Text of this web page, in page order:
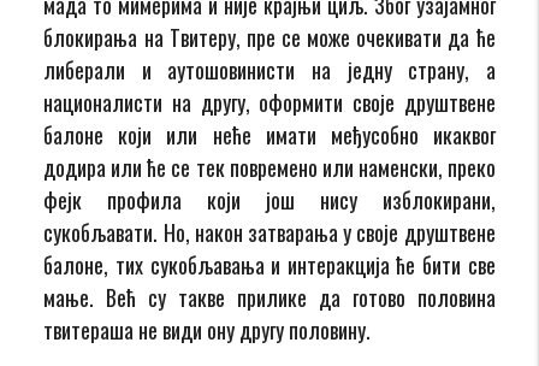
блокирања на Твитеру, пре се може очекивати да ће
либерали и аутошовинисти на једну страну, а
националисти на другу, оформити своје друштвене
балоне који или неће имати међусобно икаквог
додира или ће се тек повремено или наменски, преко
фејк профила који још нису изблокирани,
сукобљавати. Но, након затварања у своје друштвене
балоне, тих сукобљавања и интеракција ће бити све
мање. Већ су такве прилике да готово половина
твитераша не види ону другу половину.